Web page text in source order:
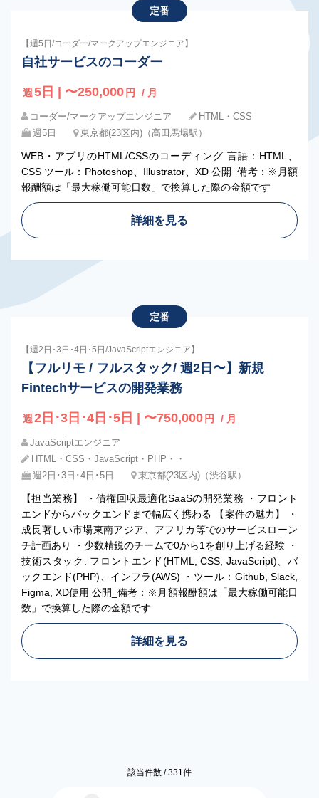
定番
【週5日/コーダー/マークアップエンジニア】
自社サービスのコーダー
週 5日 | 〜250,000 円 / 月
コーダー/マークアップエンジニア
HTML・CSS
週5日
東京都(23区内)（高田馬場駅）
WEB・アプリのHTML/CSSのコーディング 言語：HTML、
CSS ツール：Photoshop、Illustrator、XD 公開_備考：※月額
報酬額は「最大稼働可能日数」で換算した際の金額です
詳細を見る
定番
【週2日･3日･4日･5日/JavaScriptエンジニア】
【フルリモ / フルスタック/ 週2日〜】新規
Fintechサービスの開発業務
週 2日･3日･4日･5日 | 〜750,000 円 / 月
JavaScriptエンジニア
HTML・CSS・JavaScript・PHP・・
週2日･3日･4日･5日
東京都(23区内)（渋谷駅）
【担当業務】 ・債権回収最適化SaaSの開発業務 ・フロント
エンドからバックエンドまで幅広く携わる 【案件の魅力】 ・
成長著しい市場東南アジア、アフリカ等でのサービスローン
チ計画あり ・少数精鋭のチームで0から1を創り上げる経験 ・
技術スタック: フロントエンド(HTML, CSS, JavaScript)、バ
ックエンド(PHP)、インフラ(AWS) ・ツール：Github, Slack,
Figma, XD使用 公開_備考：※月額報酬額は「最大稼働可能日
数」で換算した際の金額です
詳細を見る
該当件数 /331件